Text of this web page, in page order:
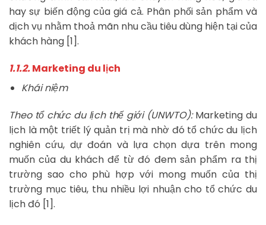
hay sự biến động của giá cả. Phân phối sản phẩm và
dịch vụ nhằm thoả mãn nhu cầu tiêu dùng hiện tại của
khách hàng [1].
1.1.2.Marketing du lịch
Khái niệm
Theo tổ chức du lịch thế giới (UNWTO):Marketing du
lịch là một triết lý quản trị mà nhờ đó tổ chức du lịch
nghiên cứu, dự đoán và lựa chọn dựa trên mong
muốn của du khách để từ đó đem sản phẩm ra thị
trường sao cho phù hợp với mong muốn của thị
trường mục tiêu, thu nhiều lợi nhuận cho tổ chức du
lịch đó [1].